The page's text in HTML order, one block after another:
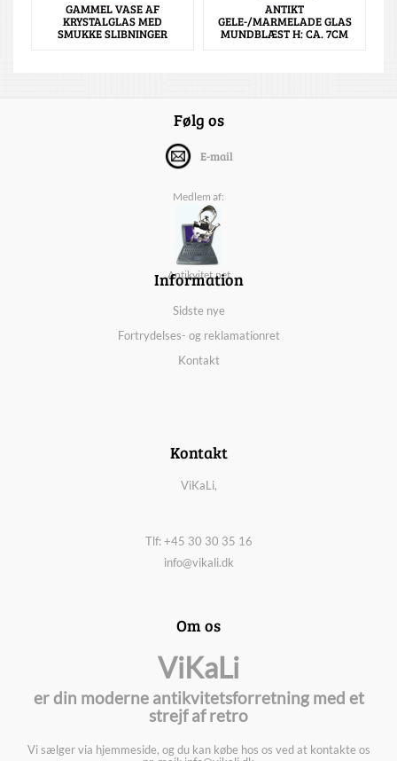
GAMMEL VASE AF
KRYSTALGLAS MED
SMUKKE SLIBNINGER
ANTIKT
GELE-/MARMELADE GLAS
MUNDBLÆST H: CA. 7CM
Følg os
E-mail
Medlem af:
Antikvitet.net
Information
Sidste nye
Fortrydelses- og reklamationret
Kontakt
Kontakt
ViKaLi,
Tlf: +45 30 30 35 16
info@vikali.dk
Om os
ViKaLi
er din moderne antikvitetsforretning med et
strejf af retro
Vi sælger via hjemmeside, og du kan købe hos os ved at kontakte os